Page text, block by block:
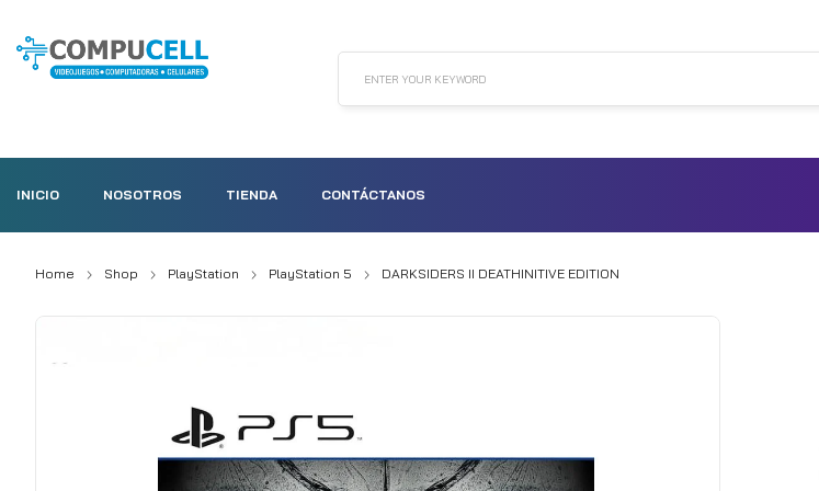
ENTER YOUR KEYWORD
INICIO NOSOTROS TIENDA CONTÁCTANOS
Home Shop PlayStation PlayStation 5 DARKSIDERS II DEATHINITIVE EDITION